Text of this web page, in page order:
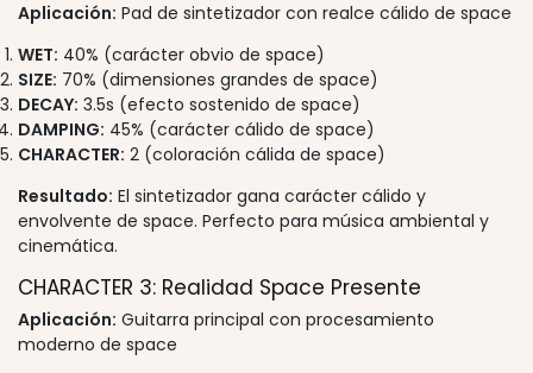
Aplicación: Pad de sintetizador con realce cálido de space
WET: 40% (carácter obvio de space)
SIZE: 70% (dimensiones grandes de space)
DECAY: 3.5s (efecto sostenido de space)
DAMPING: 45% (carácter cálido de space)
CHARACTER: 2 (coloración cálida de space)
Resultado: El sintetizador gana carácter cálido y
envolvente de space. Perfecto para música ambiental y
cinemática.
CHARACTER 3: Realidad Space Presente
Aplicación: Guitarra principal con procesamiento
moderno de space